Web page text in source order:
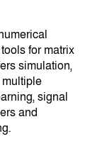
for matrix
simulation,
signal
and